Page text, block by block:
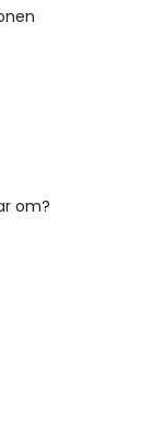
om?